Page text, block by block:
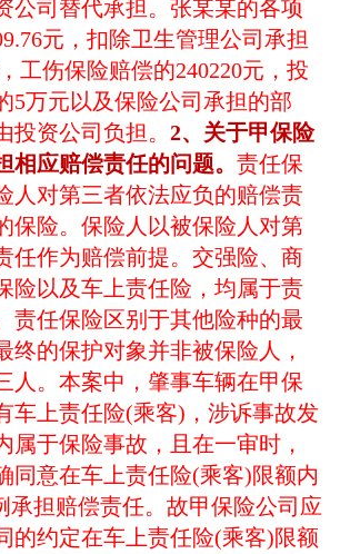
公司替代承担。张某某的各项
元，扣除卫生管理公司承担
工伤保险赔偿的240220元，投
5万元以及保险公司承担的部
投资公司负担。 2、关于甲保险
相应赔偿责任的问题。 责任保
人对第三者依法应负的赔偿责
保险。保险人以被保险人对第
任作为赔偿前提。交强险、商
险以及车上责任险，均属于责
责任保险区别于其他险种的最
终的保护对象并非被保险人，
人。本案中，肇事车辆在甲保
车上责任险(乘客)，涉诉事故发
属于保险事故，且在一审时，
同意在车上责任险(乘客)限额内
承担赔偿责任。故甲保险公司应
的约定在车上责任险(乘客)限额